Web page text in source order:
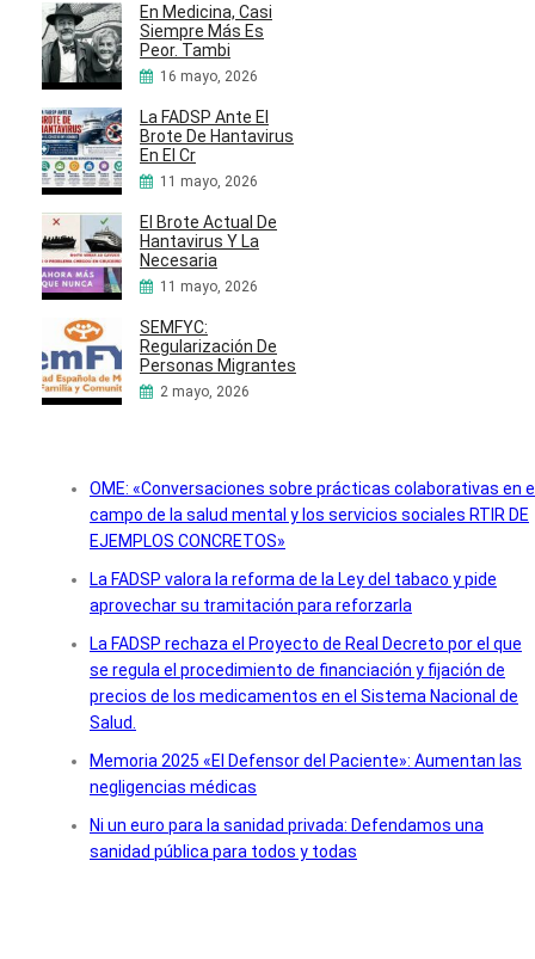
En Medicina, Casi
Siempre Más Es
Peor. Tambi
16 mayo, 2026
La FADSP Ante El
Brote De Hantavirus
En El Cr
11 mayo, 2026
El Brote Actual De
Hantavirus Y La
Necesaria
11 mayo, 2026
SEMFYC:
Regularización De
Personas Migrantes
2 mayo, 2026
OME: «Conversaciones sobre prácticas colaborativas en
campo de la salud mental y los servicios sociales RTIR DE
EJEMPLOS CONCRETOS»
La FADSP valora la reforma de la Ley del tabaco y pide
aprovechar su tramitación para reforzarla
La FADSP rechaza el Proyecto de Real Decreto por el que
se regula el procedimiento de financiación y fijación de
precios de los medicamentos en el Sistema Nacional de
Salud.
Memoria 2025 «El Defensor del Paciente»: Aumentan las
negligencias médicas
Ni un euro para la sanidad privada: Defendamos una
sanidad pública para todos y todas